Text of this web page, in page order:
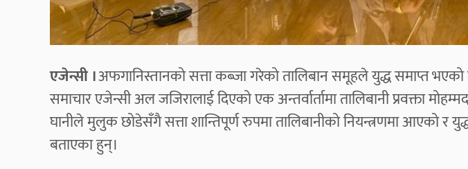
एजेन्सी ।अफगानिस्तानको सत्ता कब्जा गरेको तालिबान समूहले युद्ध समाप्त
समाचार एजेन्सी अल जजिरालाई दिएको एक अन्तर्वार्तामा तालिबानी प्रवक्ता
घानीले मुलुक छोडेसँगै सत्ता शान्तिपूर्ण रुपमा तालिबानीको नियन्त्रणमा आएको र
बताएका हुन्।